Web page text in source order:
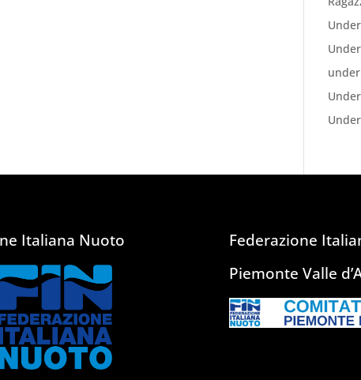
Italiana Nuoto
Federazione
Piemonte Valle